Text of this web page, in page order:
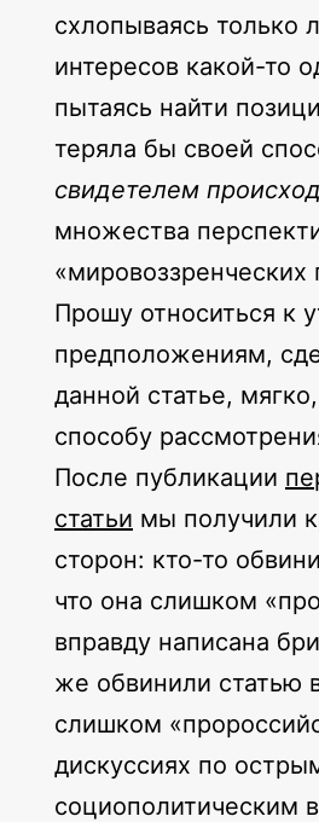
схлопываясь только
интересов какой-то
пытаясь найти
теряла бы своей
свидетелем
множества
«мировоззренческих
Прошу относиться к
предположениям,
данной статье,
способу
После публикации
статьи мы получили
сторон: кто-то
что она слишком
вправду написана
же обвинили статью
слишком
дискуссиях по
социополитическим